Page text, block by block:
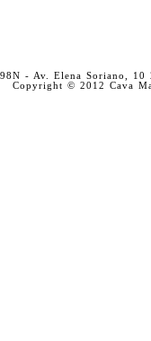
- Av. Elena Soriano,
Copyright © 2012 Cava